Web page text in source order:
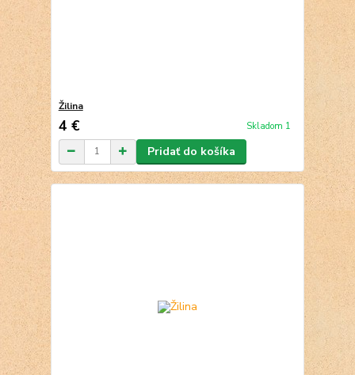
Žilina
4 € Skladom 1
Pridať do košíka